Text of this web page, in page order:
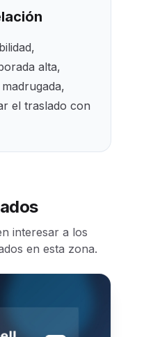
alta,
el traslado con
interesar a los
en esta zona.